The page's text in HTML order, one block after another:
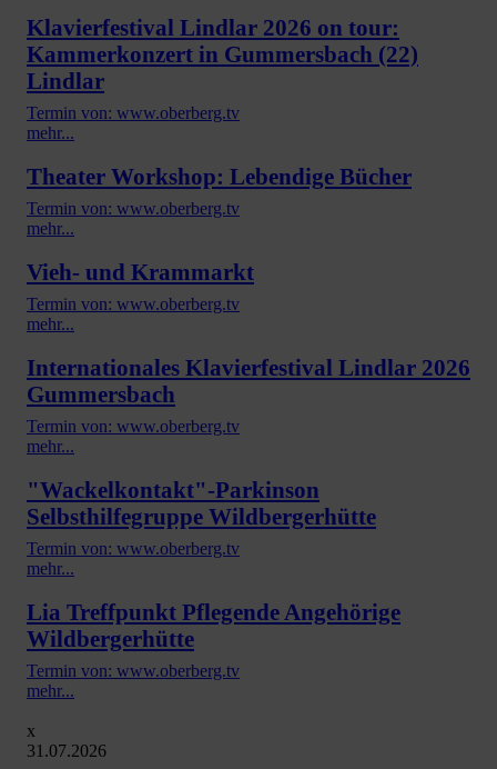
Klavierfestival Lindlar 2026 on tour:
Kammerkonzert in Gummersbach (22)
Lindlar
Termin von: www.oberberg.tv
mehr...
Theater Workshop: Lebendige Bücher
Termin von: www.oberberg.tv
mehr...
Vieh- und Krammarkt
Termin von: www.oberberg.tv
mehr...
Internationales Klavierfestival Lindlar 2026
Gummersbach
Termin von: www.oberberg.tv
mehr...
"Wackelkontakt"-Parkinson
Selbsthilfegruppe Wildbergerhütte
Termin von: www.oberberg.tv
mehr...
Lia Treffpunkt Pflegende Angehörige
Wildbergerhütte
Termin von: www.oberberg.tv
mehr...
x
31.07.2026